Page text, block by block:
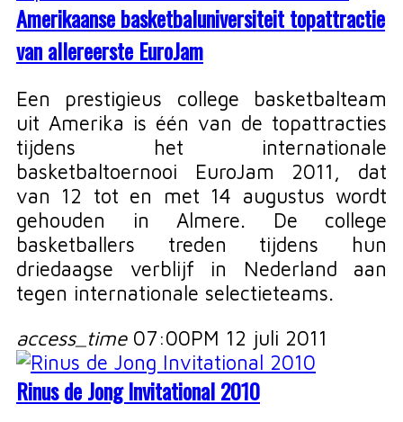
Amerikaanse basketbaluniversiteit topattractie
van allereerste EuroJam
Een prestigieus college basketbalteam
uit Amerika is één van de topattracties
tijdens het internationale
basketbaltoernooi EuroJam 2011, dat
van 12 tot en met 14 augustus wordt
gehouden in Almere. De college
basketballers treden tijdens hun
driedaagse verblijf in Nederland aan
tegen internationale selectieteams.
access_time 07:00PM 12 juli 2011
Rinus de Jong Invitational 2010